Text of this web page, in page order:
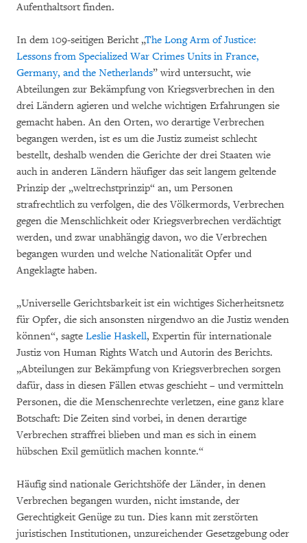
Aufenthaltsort finden.
In dem 109-seitigen Bericht „The Long Arm of Justice:
Lessons from Specialized War Crimes Units in France,
Germany, and the Netherlands” wird untersucht, wie
Abteilungen zur Bekämpfung von Kriegsverbrechen in den
drei Ländern agieren und welche wichtigen Erfahrungen sie
gemacht haben. An den Orten, wo derartige Verbrechen
begangen werden, ist es um die Justiz zumeist schlecht
bestellt, deshalb wenden die Gerichte der drei Staaten wie
auch in anderen Ländern häufiger das seit langem geltende
Prinzip der „weltrechstprinzip“ an, um Personen
strafrechtlich zu verfolgen, die des Völkermords, Verbrechen
gegen die Menschlichkeit oder Kriegsverbrechen verdächtigt
werden, und zwar unabhängig davon, wo die Verbrechen
begangen wurden und welche Nationalität Opfer und
Angeklagte haben.
„Universelle Gerichtsbarkeit ist ein wichtiges Sicherheitsnetz
für Opfer, die sich ansonsten nirgendwo an die Justiz wenden
können“, sagte Leslie Haskell, Expertin für internationale
Justiz von Human Rights Watch und Autorin des Berichts.
„Abteilungen zur Bekämpfung von Kriegsverbrechen sorgen
dafür, dass in diesen Fällen etwas geschieht – und vermitteln
Personen, die die Menschenrechte verletzen, eine ganz klare
Botschaft: Die Zeiten sind vorbei, in denen derartige
Verbrechen straffrei blieben und man es sich in einem
hübschen Exil gemütlich machen konnte.“
Häufig sind nationale Gerichtshöfe der Länder, in denen
Verbrechen begangen wurden, nicht imstande, der
Gerechtigkeit Genüge zu tun. Dies kann mit zerstörten
juristischen Institutionen, unzureichender Gesetzgebung oder